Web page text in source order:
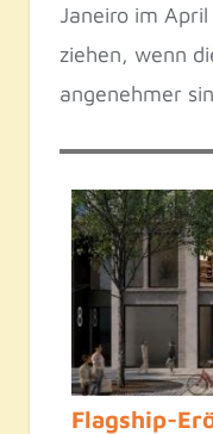
Janeiro im
ziehen, wenn
angenehmer
Flagship-